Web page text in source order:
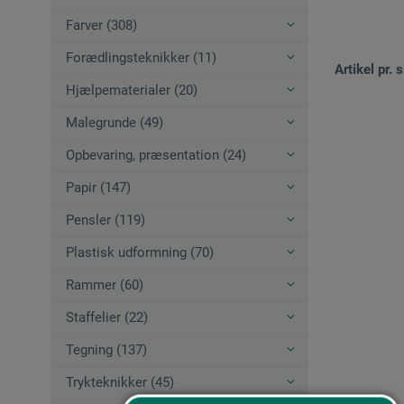
Farver (308)
Forædlingsteknikker (11)
Hjælpematerialer (20)
Malegrunde (49)
Opbevaring, præsentation (24)
Papir (147)
Pensler (119)
Plastisk udformning (70)
Rammer (60)
Staffelier (22)
Tegning (137)
Trykteknikker (45)
Artikel pr.